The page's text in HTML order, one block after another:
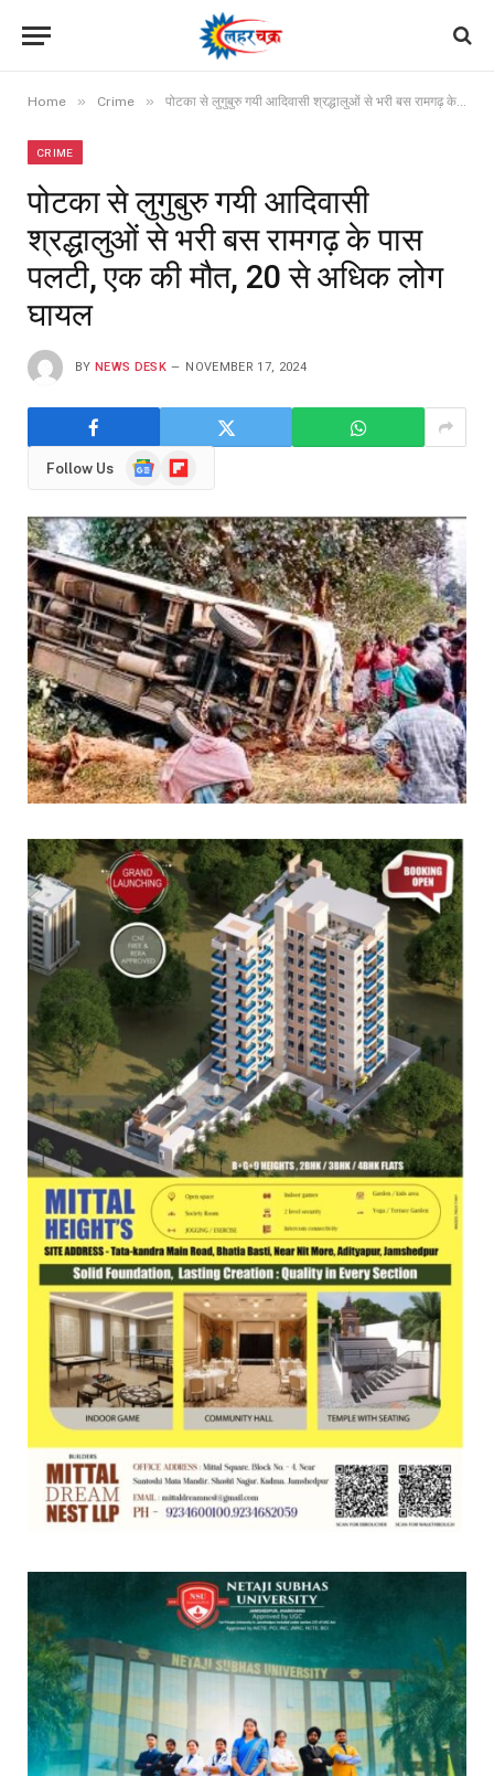
Home » Crime » पोटका से लुगुबुरु गयी आदिवासी श्रद्धालुओं से भरी बस रामगढ़ के पास पलटी, एक की मौत, 20 से अधिक लोग घायल
CRIME
पोटका से लुगुबुरु गयी आदिवासी
श्रद्धालुओं से भरी बस रामगढ़ के पास
पलटी, एक की मौत, 20 से अधिक लोग
घायल
BY NEWS DESK NOVEMBER 17, 2024
Follow Us
GoogleFlipboard